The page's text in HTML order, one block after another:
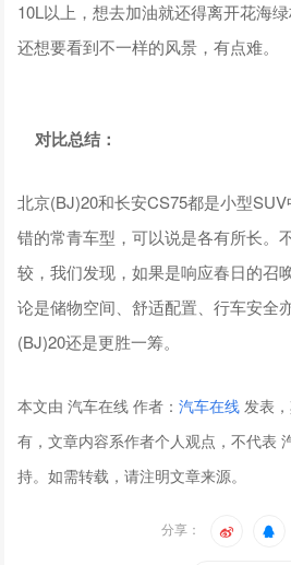
10L以上，想去加油就还得离开花海
还想要看到不一样的风景，有点难。
对比总结：
北京(BJ)20和长安CS75都是小型
错的常青车型，可以说是各有所长。
较，我们发现，如果是响应春日的召
论是储物空间、舒适配置、行车安全
(BJ)20还是更胜一筹。
本文由 汽车在线 作者：汽车在线 发表
有，文章内容系作者个人观点，不代表
持。如需转载，请注明文章来源。
分享：